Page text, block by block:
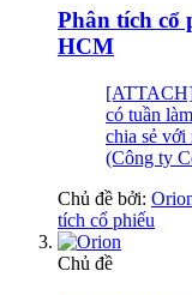
Phân tích cổ
HCM
[ATTACH]
có tuần
chia sẻ
(Công ty
Chủ đề bởi:
tích cổ phiếu
Chủ đề